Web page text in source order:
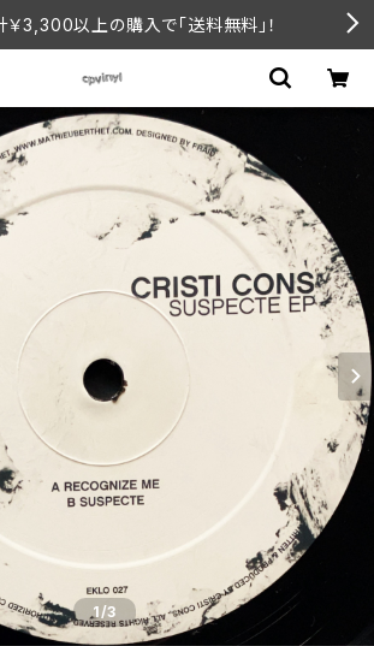
￥3,300以上の購入で「送料無料」！
1/3